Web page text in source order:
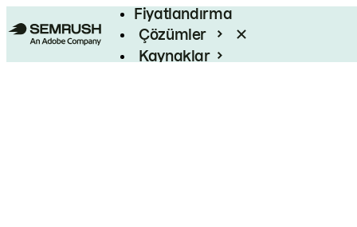
Fiyatlandırma
Çözümler
Kaynaklar